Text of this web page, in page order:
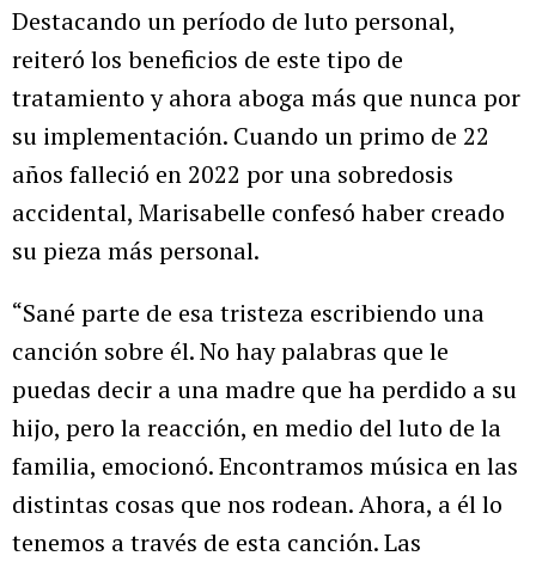
Destacando un período de luto personal,
reiteró los beneficios de este tipo de
tratamiento y ahora aboga más que nunca por
su implementación. Cuando un primo de 22
años falleció en 2022 por una sobredosis
accidental, Marisabelle confesó haber creado
su pieza más personal.
“Sané parte de esa tristeza escribiendo una
canción sobre él. No hay palabras que le
puedas decir a una madre que ha perdido a su
hijo, pero la reacción, en medio del luto de la
familia, emocionó. Encontramos música en las
distintas cosas que nos rodean. Ahora, a él lo
tenemos a través de esta canción. Las